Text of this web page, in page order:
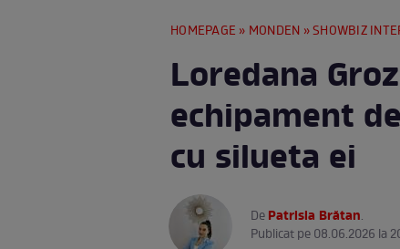
HOMEPAGE » MONDEN »SHOWBIZ
Loredana
echipament
cu silueta ei
DePatrisia Brătan.
Publicat pe 08.06.2026 la